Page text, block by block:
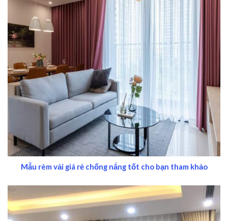
Mẫu rèm vải giá rẻ chống nắng tốt cho bạn tham khảo